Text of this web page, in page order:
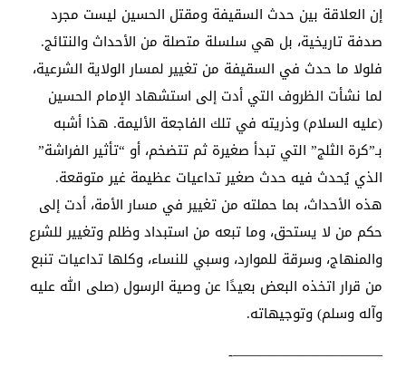
إن العلاقة بين حدث السقيفة ومقتل الحسين ليست مجرد
صدفة تاريخية، بل هي سلسلة متصلة من الأحداث والنتائج.
فلولا ما حدث في السقيفة من تغيير لمسار الولاية الشرعية،
لما نشأت الظروف التي أدت إلى استشهاد الإمام الحسين
(عليه السلام) وذريته في تلك الفاجعة الأليمة. هذا أشبه
بـ”كرة الثلج” التي تبدأ صغيرة ثم تتضخم، أو “تأثير الفراشة”
الذي يُحدث فيه حدث صغير تداعيات عظيمة غير متوقعة.
هذه الأحداث، بما حملته من تغيير في مسار الأمة، أدت إلى
حكم من لا يستحق، وما تبعه من استبداد وظلم وتغيير للشرع
والمنهاج، وسرقة للموارد، وسبي للنساء، وكلها تداعيات تنبع
من قرار اتخذه البعض بعيدًا عن وصية الرسول (صلى الله عليه
وآله وسلم) وتوجيهاته.
———————————-